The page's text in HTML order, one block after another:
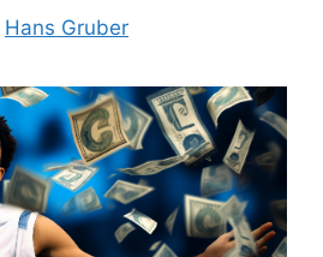
Hans Gruber